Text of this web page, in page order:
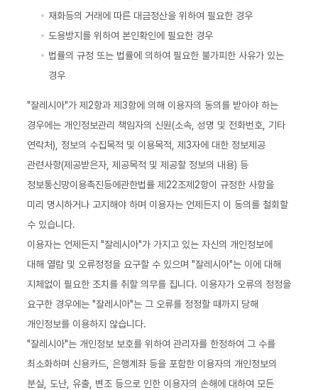
재화등의 거래에 따른 대금정산을 위하여 필요한 경우
도용방지를 위하여 본인확인에 필요한 경우
법률의 규정 또는 법률에 의하여 필요한 불가피한 사유가 있는
경우
"잘레시아"가 제2항과 제3항에 의해 이용자의 동의를 받아야 하는
경우에는 개인정보관리 책임자의 신원(소속, 성명 및 전화번호, 기타
연락처), 정보의 수집목적 및 이용목적, 제3자에 대한 정보제공
관련사항(제공받은자, 제공목적 및 제공할 정보의 내용) 등
정보통신망이용촉진등에관한법률 제22조제2항이 규정한 사항을
미리 명시하거나 고지해야 하며 이용자는 언제든지 이 동의를 철회할
수 있습니다.
이용자는 언제든지 "잘레시아"가 가지고 있는 자신의 개인정보에
대해 열람 및 오류정정을 요구할 수 있으며 "잘레시아"는 이에 대해
지체없이 필요한 조치를 취할 의무를 집니다. 이용자가 오류의 정정을
요구한 경우에는 "잘레시아"는 그 오류를 정정할 때까지 당해
개인정보를 이용하지 않습니다.
"잘레시아"는 개인정보 보호를 위하여 관리자를 한정하여 그 수를
최소화하며 신용카드, 은행계좌 등을 포함한 이용자의 개인정보의
분실, 도난, 유출, 변조 등으로 인한 이용자의 손해에 대하여 모든